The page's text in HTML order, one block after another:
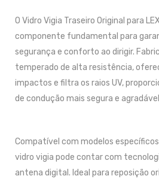
O Vidro Vigia Traseiro Original para
componente fundamental para
segurança e conforto ao dirigir.
temperado de alta resistência,
impactos e filtra os raios UV,
de condução mais segura e
Compatível com modelos específicos
vidro vigia pode contar com
antena digital. Ideal para reposição